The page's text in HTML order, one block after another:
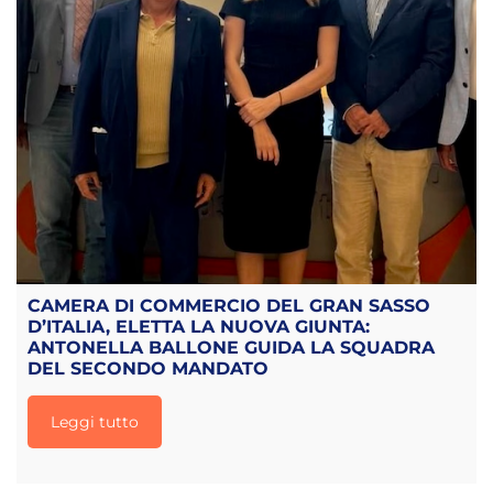
CAMERA DI COMMERCIO DEL GRAN SASSO
D’ITALIA, ELETTA LA NUOVA GIUNTA:
ANTONELLA BALLONE GUIDA LA SQUADRA
DEL SECONDO MANDATO
Leggi tutto